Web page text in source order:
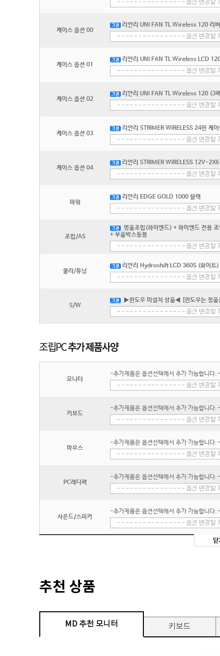
케이스 옵션 00
리안리 UNI FAN TL Wireless 120 리
케이스 옵션 01
리안리 UNI FAN TL Wireless LCD
케이스 옵션 02
리안리 UNI FAN TL Wireless 120 (3
케이스 옵션 03
리안리 STRIMER WIRELESS 24핀
케이스 옵션 04
리안리 STRIMER WIRELESS 12V-
파워
리안리 EDGE GOLD 1000 블랙
조립/AS
명품조립(하이엔드) + 하이엔드 전용
+ 부품박스동봉
쿨러/튜닝
리안리 Hydroshift LCD 360S (화이트)
S/W
▶윈도우 미설치 상품◀ [윈도우는 정
모니터
-추가제품은 옵션선택에서 추가 가능합니다.-
키보드
-추가제품은 옵션선택에서 추가 가능합니다.-
마우스
-추가제품은 옵션선택에서 추가 가능합니다.-
PC레디팩
-추가제품은 옵션선택에서 추가 가능합니다.-
사운드/스피커
-추가제품은 옵션선택에서 추가 가능합니다.-
추천 상품
MD 추천 모니터 키보드